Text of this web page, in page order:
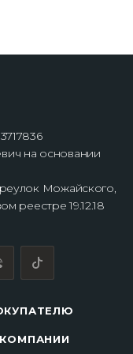
на основании
Можайского,
реестре 19.12.18